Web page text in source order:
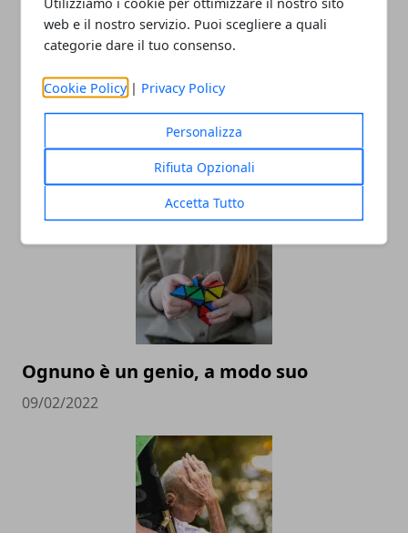
web e il nostro servizio. Puoi scegliere a quali
categorie dare il tuo consenso.
Cookie Policy | Privacy Policy
Personalizza
Rifiuta Opzionali
Accetta Tutto
Come diventare wedding planner di
successo: guida completa per iniziare
una nuova carriera
Ognuno è un genio, a modo suo
09/02/2022